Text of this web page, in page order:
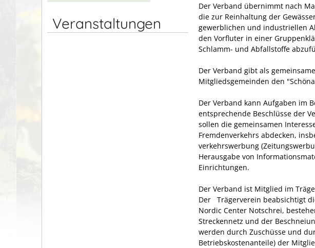
Veranstaltungen
Der Verband übernimmt nach
die zur Reinhaltung der
gewerblichen und industriellen
den Vorfluter in einer
Schlamm- und Abfallstoffe
Der Verband gibt als
Mitgliedsgemeinden den
Der Verband kann Aufgaben im
entsprechende Beschlüsse der
sollen die gemeinsamen
Fremdenverkehrs abdecken,
verkehrswerbung
Herausgabe von
Einrichtungen.
Der Verband ist Mitglied im
Der Trägerverein beabsichtigt
Nordic Center Notschrei,
Streckennetz und der
werden durch Zuschüsse und
Betriebskostenanteile) der